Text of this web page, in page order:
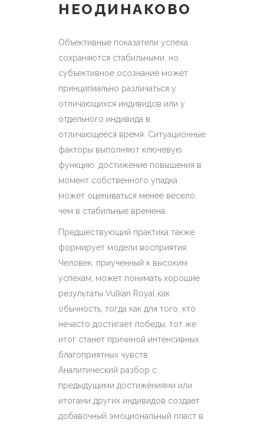
НЕОДИНАКОВО
Объективные показатели успеха
сохраняются стабильными, но
субъективное осознание может
принципиально различаться у
отличающихся индивидов или у
отдельного индивида в
отличающееся время. Ситуационные
факторы выполняют ключевую
функцию: достижение повышения в
момент собственного упадка
может оцениваться менее весело,
чем в стабильные времена.
Предшествующий практика также
формирует модели восприятия.
Человек, приученный к высоким
успехам, может понимать хорошие
результаты Vulkan Royal как
обычность, тогда как для того, кто
нечасто достигает победы, тот же
итог станет причиной интенсивных
благоприятных чувств.
Аналитический разбор с
предыдущими достижениями или
итогами других индивидов создает
добавочный эмоциональный пласт в